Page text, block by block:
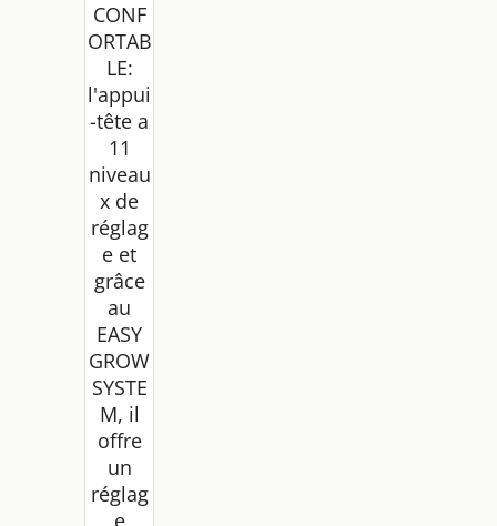
CONF
ORTAB
LE:
l'appui
-tête a
11
niveau
x de
réglag
e et
grâce
au
EASY
GROW
SYSTE
M, il
offre
un
réglag